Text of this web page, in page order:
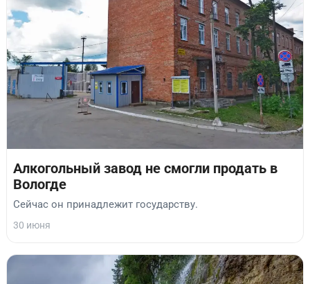
Алкогольный завод не смогли продать в
Вологде
Сейчас он принадлежит государству.
30 июня